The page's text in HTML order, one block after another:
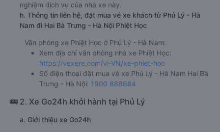
nghiệm dịch vụ của nhà xe này.
h. Thông tin liên hệ, đặt mua vé xe khách từ Phủ Lý - Hà
Nam đi Hai Bà Trưng - Hà Nội Phiệt Học
Văn phòng xe Phiệt Học ở Phủ Lý - Hà Nam:
Xem địa chỉ văn phòng nhà xe Phiệt Học:
https://vexere.com/vi-VN/xe-phiet-hoc
Số điện thoại đặt mua vé xe Phủ Lý - Hà Nam Hai Bà
Trưng - Hà Nội: 1900 888684
🚌 2. Xe Go24h khởi hành tại Phủ Lý
a. Giới thiệu xe Go24h